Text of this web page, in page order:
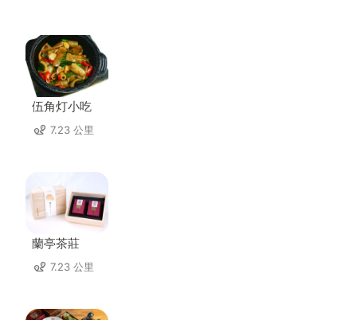
伍角灯小吃
7.23 公里
蘭亭茶莊
7.23 公里